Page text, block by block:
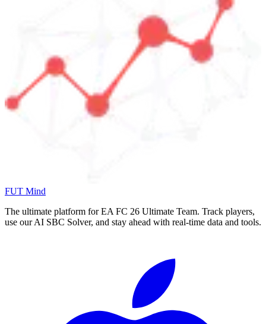
FUT Mind
The ultimate platform for EA FC 26 Ultimate Team. Track players,
use our AI SBC Solver, and stay ahead with real-time data and tools.